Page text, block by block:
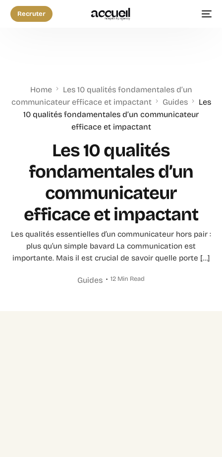
Recruter
Home
Les 10 qualités fondamentales d’un
communicateur efficace et impactant
Guides
Les
10 qualités fondamentales d’un communicateur
efficace et impactant
Les 10 qualités
fondamentales d’un
communicateur
efficace et impactant
Les qualités essentielles d’un communicateur hors pair :
plus qu’un simple bavard La communication est
importante. Mais il est crucial de savoir quelle porte […]
Guides 12 Min Read